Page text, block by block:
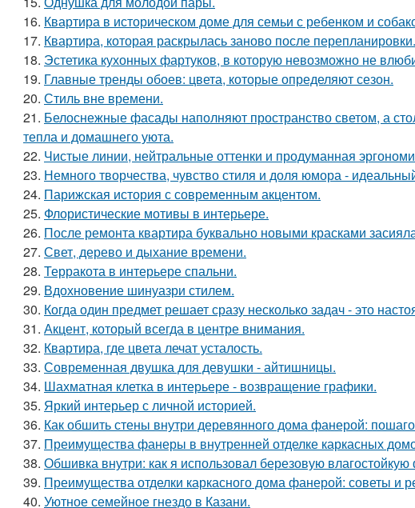
16. Квартира в историческом доме для семьи с ребенком и
17. Квартира, которая раскрылась заново после перепланировки.
18. Эстетика кухонных фартуков, в которую невозможно не
19. Главные тренды обоев: цвета, которые определяют сезон.
20. Стиль вне времени.
21. Белоснежные фасады наполняют пространство светом, а
тепла и домашнего уюта.
22. Чистые линии, нейтральные оттенки и продуманная
23. Немного творчества, чувство стиля и доля юмора -
24. Парижская история с современным акцентом.
25. Флористические мотивы в интерьере.
26. После ремонта квартира буквально новыми красками
27. Свет, дерево и дыхание времени.
28. Терракота в интерьере спальни.
29. Вдохновение шинуазри стилем.
30. Когда один предмет решает сразу несколько задач - это
31. Акцент, который всегда в центре внимания.
32. Квартира, где цвета лечат усталость.
33. Современная двушка для девушки - айтишницы.
34. Шахматная клетка в интерьере - возвращение графики.
35. Яркий интерьер с личной историей.
36. Как обшить стены внутри деревянного дома фанерой:
37. Преимущества фанеры в внутренней отделке каркасных
38. Обшивка внутри: как я использовал березовую
39. Преимущества отделки каркасного дома фанерой: советы и
40. Уютное семейное гнездо в Казани.